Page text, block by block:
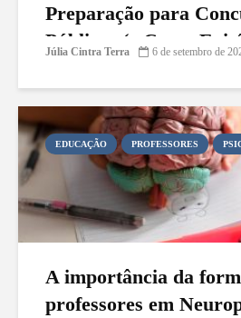
Preparação para
Públicos (e Como
Júlia Cintra Terra 6 de setembro de
EDUCAÇÃO PROFESSORES
A importância da
professores em